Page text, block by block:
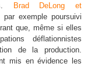
Brad DeLong et
par exemple poursuivi
que, même si elles
déflationnistes
de la production.
mis en évidence les